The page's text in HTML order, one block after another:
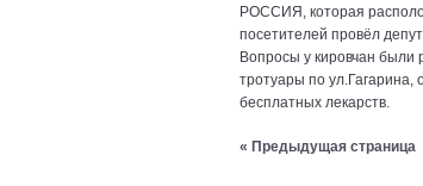
РОССИЯ, которая
посетителей провёл
Вопросы у кировчан были
тротуары по ул.Гагарина,
бесплатных лекарств.
« Предыдущая страница